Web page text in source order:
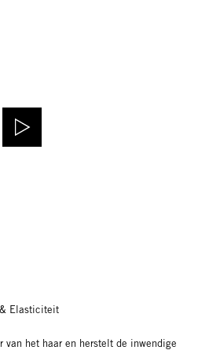
Elasticiteit
van het haar en herstelt de inwendige